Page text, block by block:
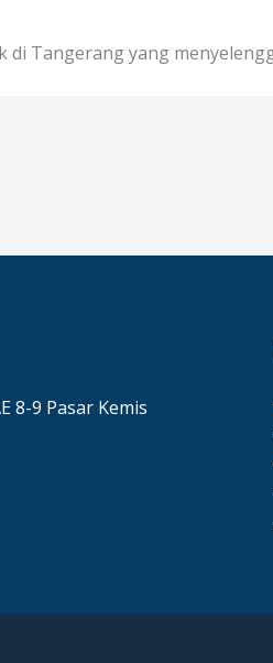
Tangerang yang
8-9 Pasar Kemis